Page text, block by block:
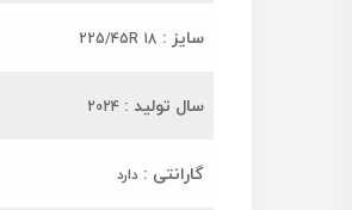
سایز : 225/45R 18
سال تولید : 2024
گارانتی : دارد